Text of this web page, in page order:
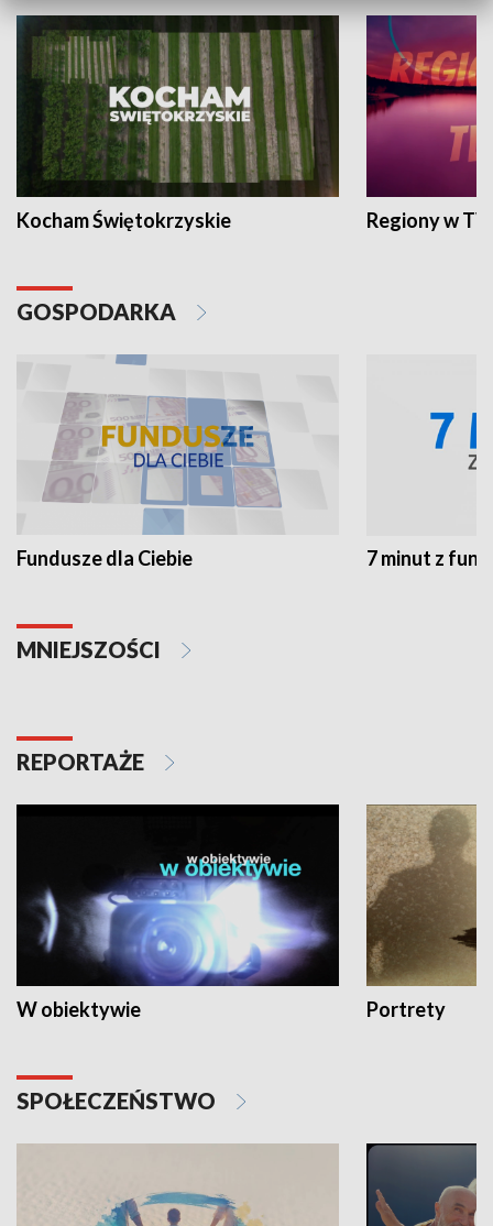
Kocham Świętokrzyskie Regiony w
GOSPODARKA
Fundusze dla Ciebie 7 minut z
MNIEJSZOŚCI
REPORTAŻE
W obiektywie Portrety
SPOŁECZEŃSTWO